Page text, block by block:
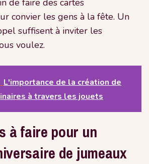
de faire des cartes
convier les gens à la fête. Un
suffisent à inviter les
voulez.
L'importance de la création de
à travers les jouets
à faire pour un
de jumeaux